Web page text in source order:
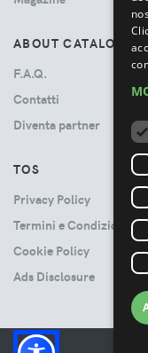
ABOUT CATALOVE
F.A.Q.
Contatti
Diventa partner
TOS
Privacy Policy
Termini e Condizioni
Cookie Policy
Ads Disclosure